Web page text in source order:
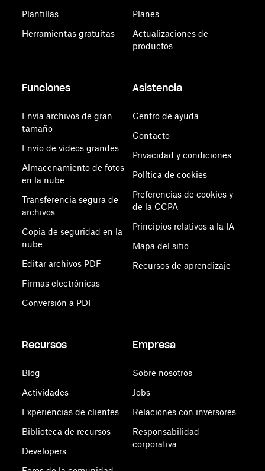
Plantillas
Herramientas gratuitas
Planes
Actualizaciones de
productos
Funciones
Envía archivos de gran
tamaño
Envío de vídeos grandes
Almacenamiento de fotos
en la nube
Transferencia segura de
archivos
Copia de seguridad en la
nube
Editar archivos PDF
Firmas electrónicas
Conversión a PDF
Asistencia
Centro de ayuda
Contacto
Privacidad y condiciones
Política de cookies
Preferencias de cookies y
de la CCPA
Principios relativos a la IA
Mapa del sitio
Recursos de aprendizaje
Recursos
Blog
Actividades
Experiencias de clientes
Biblioteca de recursos
Developers
Empresa
Sobre nosotros
Jobs
Relaciones con inversores
Responsabilidad
corporativa